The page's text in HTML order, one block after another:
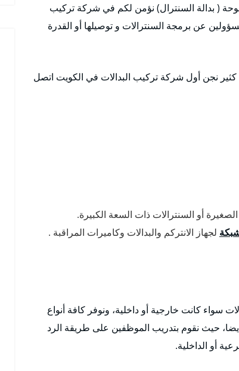
( بدالة السنترال) نؤمن لكم في شركة تركيب
عن برمجة السنترالات و توصيلها أو القدرة
نجن أول شركة تركيب البدالات في الكويت اتصل
أو السنترالات ذات السعة الكبيرة.
لجهاز الانتركم والبدالات وكاميرات المراقبة .
سواء كانت خارجية أو داخلية، ونوفر كافة أنواع
أيضا، حيث نقوم بتدريب الموظفين على طريقة الرد
أو الداخلية.